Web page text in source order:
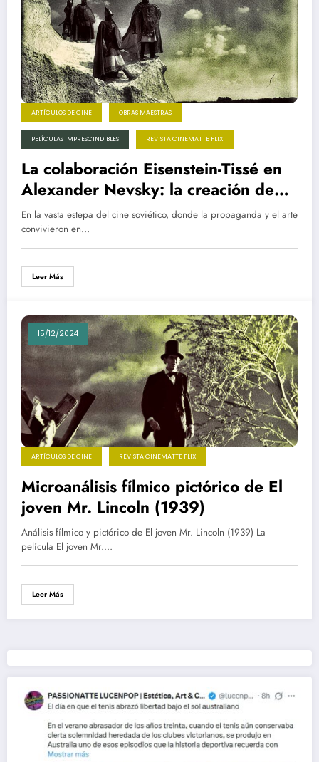
ARTÍCULOS DE CINE OBRAS MAESTRAS
PELÍCULAS IMPRESCINDIBLES REVISTA CINEMATTE FLIX
La colaboración Eisenstein-Tissé en
Alexander Nevsky: la creación de
una ópera visual
En la vasta estepa del cine soviético, donde la propaganda y el arte
convivieron en…
Leer Más
15/12/2024
ARTÍCULOS DE CINE REVISTA CINEMATTE FLIX
Microanálisis fílmico pictórico de El
joven Mr. Lincoln (1939)
Análisis fílmico y pictórico de El joven Mr. Lincoln (1939) La
película El joven Mr.…
Leer Más